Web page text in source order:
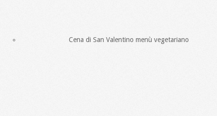
Cena di San Valentino menù vegetariano